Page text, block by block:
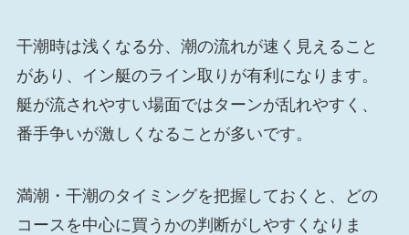
干潮時は浅くなる分、潮の流れが速く見えること
があり、イン艇のライン取りが有利になります。
艇が流されやすい場面ではターンが乱れやすく、
番手争いが激しくなることが多いです。
満潮・干潮のタイミングを把握しておくと、どの
コースを中心に買うかの判断がしやすくなりま